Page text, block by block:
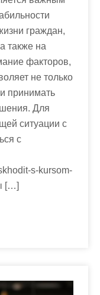
граждан,
также на
факторов,
не только
принимать
Для
ситуации с
с
s-kursom-
[…]